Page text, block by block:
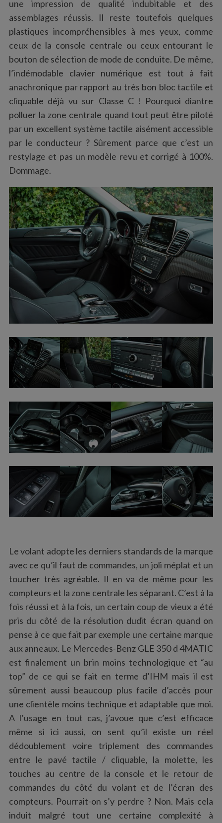
une impression de qualité indubitable et des
assemblages réussis. Il reste toutefois quelques
plastiques incompréhensibles à mes yeux, comme
ceux de la console centrale ou ceux entourant le
bouton de sélection de mode de conduite. De même,
l’indémodable clavier numérique est tout à fait
anachronique par rapport au très bon bloc tactile et
cliquable déjà vu sur Classe C ! Pourquoi diantre
polluer la zone centrale quand tout peut être piloté
par un excellent système tactile aisément accessible
par le conducteur ? Sûrement parce que c’est un
restylage et pas un modèle revu et corrigé à 100%.
Dommage.
Le volant adopte les derniers standards de la marque
avec ce qu’il faut de commandes, un joli méplat et un
toucher très agréable. Il en va de même pour les
compteurs et la zone centrale les séparant. C’est à la
fois réussi et à la fois, un certain coup de vieux a été
pris du côté de la résolution dudit écran quand on
pense à ce que fait par exemple une certaine marque
aux anneaux. Le Mercedes-Benz GLE 350 d 4MATIC
est finalement un brin moins technologique et “au
top” de ce qui se fait en terme d’IHM mais il est
sûrement aussi beaucoup plus facile d’accès pour
une clientèle moins technique et adaptable que moi.
A l’usage en tout cas, j’avoue que c’est efficace
même si ici aussi, on sent qu’il existe un réel
dédoublement voire triplement des commandes
entre le pavé tactile / cliquable, la molette, les
touches au centre de la console et le retour de
commandes du côté du volant et de l’écran des
compteurs. Pourrait-on s’y perdre ? Non. Mais cela
induit malgré tout une certaine complexité à